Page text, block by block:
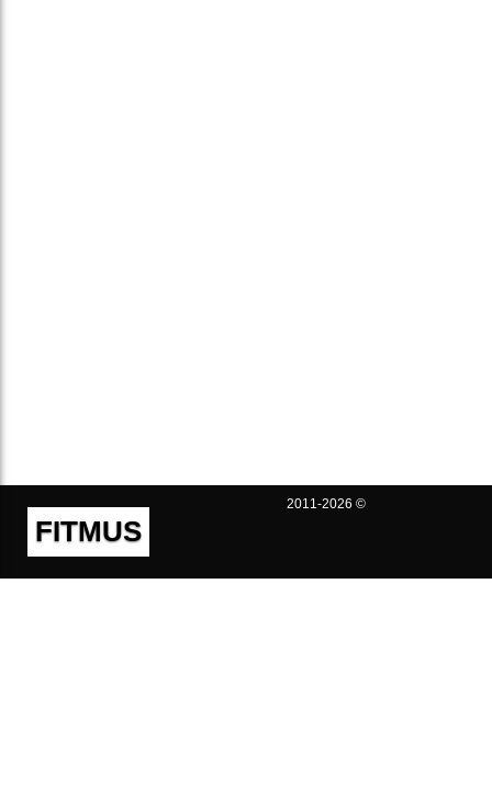
FITMUS
2011-2026 ©